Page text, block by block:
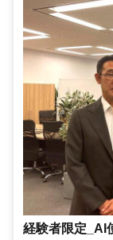
経験者限定_AI